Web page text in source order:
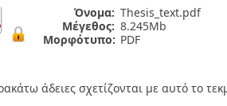
Όνομα: Thesis_text.pdf
Μέγεθος: 8.245Mb
Μορφότυπο: PDF
άδειες σχετίζονται με αυτό το